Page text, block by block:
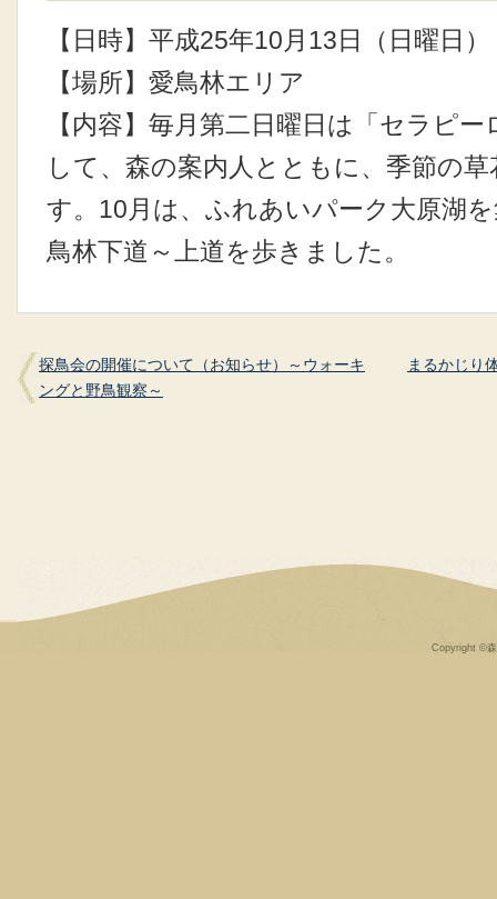
【日時】平成25年10月13日（日曜日）
【場所】愛鳥林エリア
【内容】毎月第二日曜日は「セラピ
して、森の案内人とともに、季節の
す。10月は、ふれあいパーク大原湖
鳥林下道～上道を歩きました。
探鳥会の開催について（お知らせ）～ウォーキ
ングと野鳥観察～
まるかじり
Copyright ©